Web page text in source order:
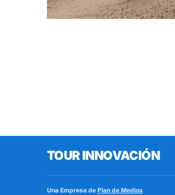
TOUR INNOVACIÓN
Una Empresa de Plan de Medios